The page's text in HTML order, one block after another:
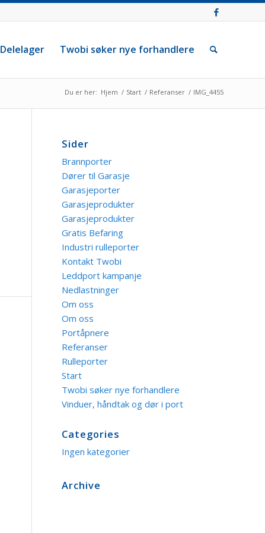
Delelager Twobi søker nye forhandlere
Du er her: Hjem / Start / Referanser / IMG_4455
Sider
Brannporter
Dører til Garasje
Garasjeporter
Garasjeprodukter
Garasjeprodukter
Gratis Befaring
Industri rulleporter
Kontakt Twobi
Leddport kampanje
Nedlastninger
Om oss
Om oss
Portåpnere
Referanser
Rulleporter
Start
Twobi søker nye forhandlere
Vinduer, håndtak og dør i port
Categories
Ingen kategorier
Archive